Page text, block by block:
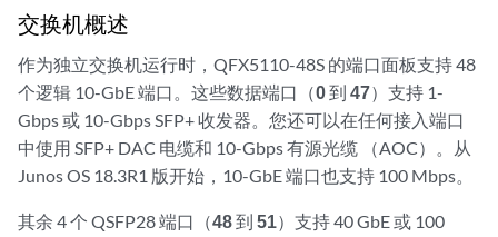
交换机概述
作为独立交换机运行时，QFX5110-48S 的端口面板支持 48
个逻辑 10-GbE 端口。这些数据端口（0到 47）支持 1-
Gbps 或 10-Gbps SFP+ 收发器。您还可以在任何接入端口
中使用 SFP+ DAC 电缆和 10-Gbps 有源光缆 （AOC）。从
Junos OS 18.3R1 版开始，10-GbE 端口也支持 100 Mbps。
其余 4 个 QSFP28 端口（48到 51）支持 40 GbE 或 100